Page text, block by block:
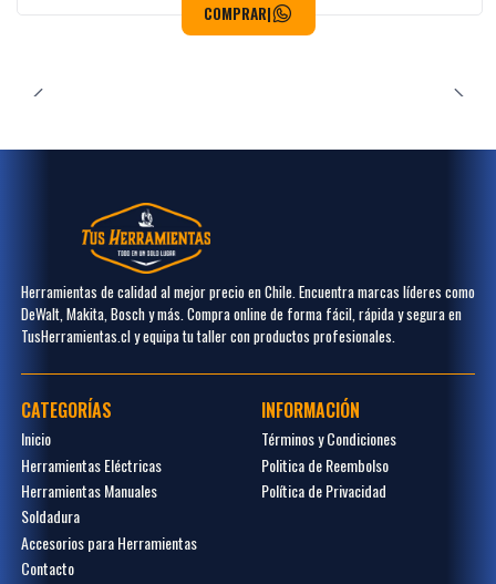
COMPRAR|
Herramientas de calidad al mejor precio en Chile. Encuentra marcas líderes como
DeWalt, Makita, Bosch y más. Compra online de forma fácil, rápida y segura en
TusHerramientas.cl y equipa tu taller con productos profesionales.
CATEGORÍAS
Inicio
Herramientas Eléctricas
Herramientas Manuales
Soldadura
Accesorios para Herramientas
Contacto
INFORMACIÓN
Términos y Condiciones
Politica de Reembolso
Política de Privacidad